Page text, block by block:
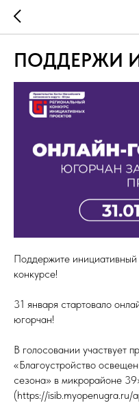
ПОДДЕРЖИ
Поддержите
конкурсе!
31 января стартовало
югорчан!
В голосовании участвует
«Благоустройство
сезона» в микрорайоне
(https://isib.myopenugra.ru/